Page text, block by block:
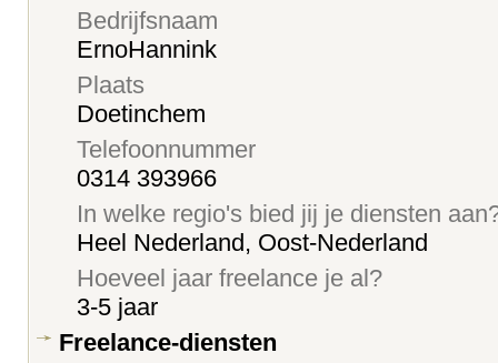
Bedrijfsnaam
ErnoHannink
Plaats
Doetinchem
Telefoonnummer
0314 393966
In welke regio's bied jij je diensten
Heel Nederland, Oost-Nederland
Hoeveel jaar freelance je al?
3-5 jaar
Freelance-diensten